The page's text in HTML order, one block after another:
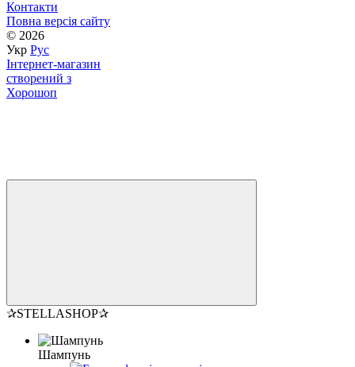
Контакти
Повна версія сайту
© 2026
Укр Рус
Інтернет-магазин
створений з
Хорошоп
✰STELLASHOP✰
Шампунь